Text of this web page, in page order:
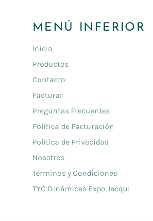
MENÚ INFERIOR
Inicio
Productos
Contacto
Facturar
Preguntas Frecuentes
Política de Facturación
Política de Privacidad
Nosotros
Términos y Condiciones
TYC Dinámicas Expo Jacqui